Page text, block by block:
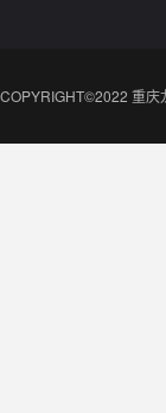
COPYRIGHT©2022 重庆